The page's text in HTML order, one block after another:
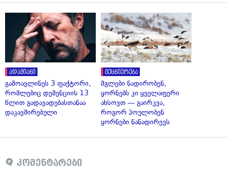
ადამიანი
გამოავლინეს 3 ფაქტორი,
რომლებიც დემენციის 13
წლით გადავადებასთანაა
დაკავშირებული
მეცნიერება
მგლები ნადირობენ,
ყორნებს კი ყველაფერი
ახსოვთ — გაირკვა,
როგორ პოულობენ
ყორნები ნანადირევს
კომენტარები